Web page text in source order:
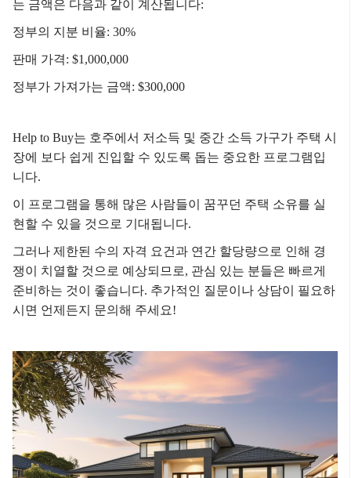
는 금액은 다음과 같이 계산됩니다:
정부의 지분 비율: 30%
판매 가격: $1,000,000
정부가 가져가는 금액: $300,000
Help to Buy는 호주에서 저소득 및 중간 소득 가구가 주택 시
장에 보다 쉽게 진입할 수 있도록 돕는 중요한 프로그램입
니다.
이 프로그램을 통해 많은 사람들이 꿈꾸던 주택 소유를 실
현할 수 있을 것으로 기대됩니다.
그러나 제한된 수의 자격 요건과 연간 할당량으로 인해 경
쟁이 치열할 것으로 예상되므로, 관심 있는 분들은 빠르게
준비하는 것이 좋습니다. 추가적인 질문이나 상담이 필요하
시면 언제든지 문의해 주세요!